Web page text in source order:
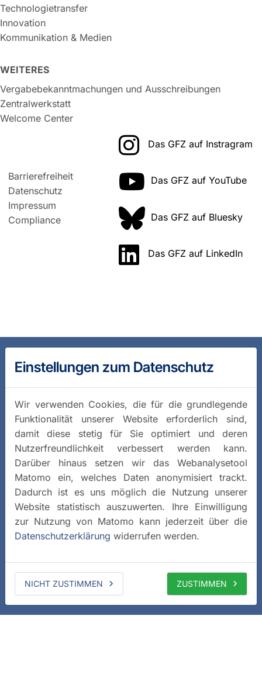
Technologietransfer
Innovation
Kommunikation & Medien
WEITERES
Vergabebekanntmachungen und Ausschreibungen
Zentralwerkstatt
Welcome Center
Barrierefreiheit
Datenschutz
Impressum
Compliance
Das GFZ auf Instragram
Das GFZ auf YouTube
Das GFZ auf Bluesky
Das GFZ auf LinkedIn
Einstellungen zum Datenschutz
Wir verwenden Cookies, die für die grundlegende
Funktionalität unserer Website erforderlich sind,
damit diese stetig für Sie optimiert und deren
Nutzerfreundlichkeit verbessert werden kann.
Darüber hinaus setzen wir das Webanalysetool
Matomo ein, welches Daten anonymisiert trackt.
Dadurch ist es uns möglich die Nutzung unserer
Website statistisch auszuwerten. Ihre Einwilligung
zur Nutzung von Matomo kann jederzeit über die
Datenschutzerklärung widerrufen werden.
NICHT ZUSTIMMEN ZUSTIMMEN